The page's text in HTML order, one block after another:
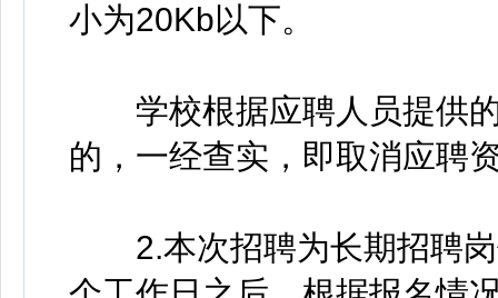
小为20Kb以下。
学校根据应聘人员提供的
的，一经查实，即取消应聘
2.本次招聘为长期招聘岗